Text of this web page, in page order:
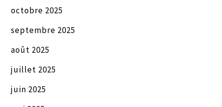
octobre 2025
septembre 2025
août 2025
juillet 2025
juin 2025